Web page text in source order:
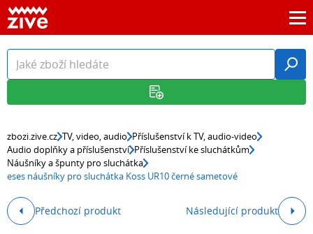
zbozi.zive.cz TV, video, audio Příslušenství k TV, audio-video
Audio doplňky a příslušenství Příslušenství ke sluchátkům
Náušníky a špunty pro sluchátka
eses náušníky pro sluchátka Koss UR10 černé sametové
Předchozí produkt Následující produkt